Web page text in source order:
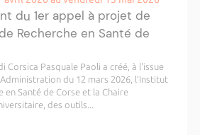
du 1er appel à projet de
Recherche en Santé de
Corsica Pasquale Paoli a créé, à l'issue
du 12 mars 2026, l’Institut
en Santé de Corse et la Chaire
des outils...